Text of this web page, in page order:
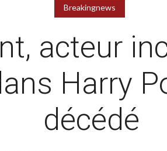
Breakingnews
acteur
Harry
décédé